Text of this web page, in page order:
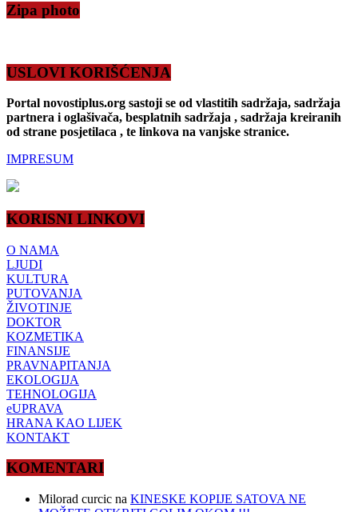
Zipa photo
USLOVI KORIŠĆENJA
Portal novostiplus.org sastoji se od vlastitih sadržaja, sadržaja
partnera i oglašivača, besplatnih sadržaja , sadržaja kreiranih
od strane posjetilaca , te linkova na vanjske stranice.
IMPRESUM
KORISNI LINKOVI
O NAMA
LJUDI
KULTURA
PUTOVANJA
ŽIVOTINJE
DOKTOR
KOZMETIKA
FINANSIJE
PRAVNAPITANJA
EKOLOGIJA
TEHNOLOGIJA
eUPRAVA
HRANA KAO LIJEK
KONTAKT
KOMENTARI
Milorad curcic na KINESKE KOPIJE SATOVA NE